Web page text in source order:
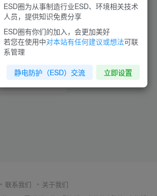
我们在生产车间经常会遇到有3种不同类型的电，想必大家都也都有了解过，至于是哪三种类型呢？如下： 静电 交流电 直流电 这些电是如何定义的？ 静电：在某个物体表面处理稳定状态而不产生流动的...
0 1W+ 1
联系我们 关于我们
ESD圈为从事制造行业ESD、环境相关技术
人员，提供知识免费分享
ESD圈有你们的加入，会更加美好
若您在使用中对本站有任何建议或想法可联
系管理
静电防护（ESD）交流 立即设置